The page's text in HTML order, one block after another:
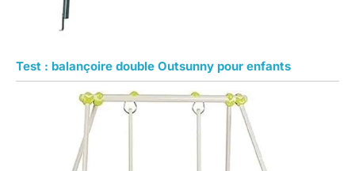
Test : balançoire double Outsunny pour enfants